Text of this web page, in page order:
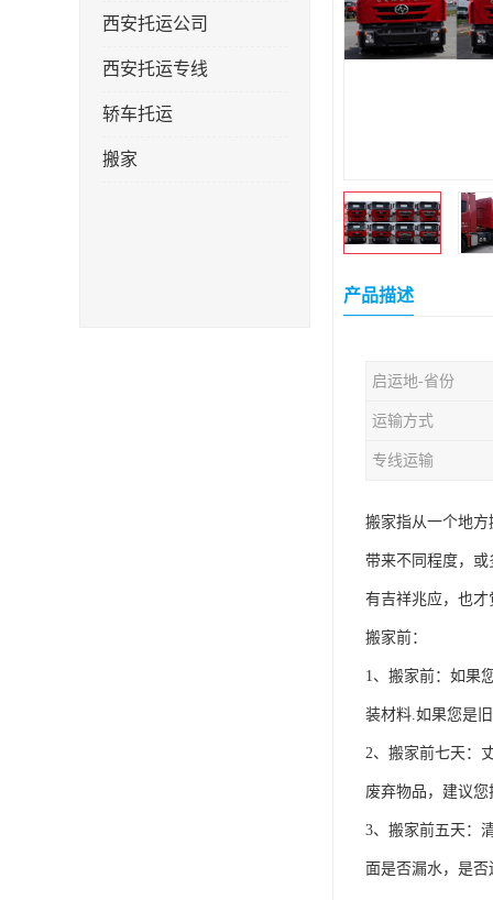
西安托运公司
西安托运专线
轿车托运
搬家
产品描述
启运地-省份
运输方式
专线运输
搬家指从一个地
带来不同程度，
有吉祥兆应，也才
搬家前：
1、搬家前：如果
装材料.如果您是
2、搬家前七天：
废弃物品，建议
3、搬家前五天：
面是否漏水，是